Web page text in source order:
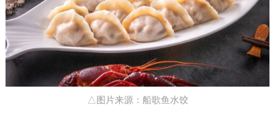
△图片来源：船歌鱼水饺